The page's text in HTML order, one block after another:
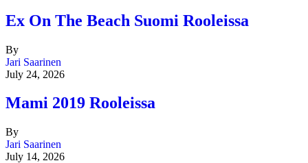
Ex On The Beach Suomi Rooleissa
By
Jari Saarinen
July 24, 2026
Mami 2019 Rooleissa
By
Jari Saarinen
July 14, 2026